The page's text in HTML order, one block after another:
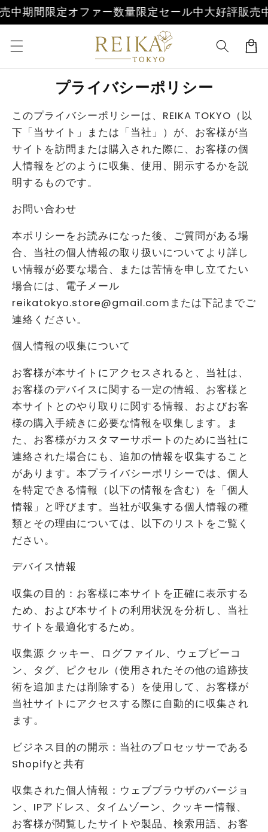
コンテ
ンツに
進む
間限定オファー 数量限定セール中大好評販売中期
ー
プライバシーポリシー
このプライバシーポリシーは、REIKA TOKYO（以
下「当サイト」または「当社」）が、お客様が当
サイトを訪問または購入された際に、お客様の個
人情報をどのように収集、使用、開示するかを説
明するものです。
お問い合わせ
本ポリシーをお読みになった後、ご質問がある場
合、当社の個人情報の取り扱いについてより詳し
い情報が必要な場合、または苦情を申し立てたい
場合には、電子メール
reikatokyo.store@gmail.comまたは下記までご
連絡ください。
個人情報の収集について
お客様が本サイトにアクセスされると、当社は、
お客様のデバイスに関する一定の情報、お客様と
本サイトとのやり取りに関する情報、およびお客
様の購入手続きに必要な情報を収集します。ま
た、お客様がカスタマーサポートのために当社に
連絡された場合にも、追加の情報を収集すること
があります。本プライバシーポリシーでは、個人
を特定できる情報（以下の情報を含む）を「個人
情報」と呼びます。当社が収集する個人情報の種
類とその理由については、以下のリストをご覧く
ださい。
デバイス情報
収集の目的：お客様に本サイトを正確に表示する
ため、および本サイトの利用状況を分析し、当社
サイトを最適化するため。
収集源 クッキー、ログファイル、ウェブビーコ
ン、タグ、ピクセル（使用されたその他の追跡技
術を追加または削除する）を使用して、お客様が
当社サイトにアクセスする際に自動的に収集され
ます。
ビジネス目的の開示：当社のプロセッサーである
Shopifyと共有
収集された個人情報：ウェブブラウザのバージョ
ン、IPアドレス、タイムゾーン、クッキー情報、
お客様が閲覧したサイトや製品、検索用語、お客